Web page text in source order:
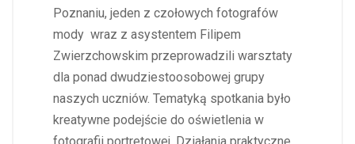
Poznaniu, jeden z czołowych fotografów
mody wraz z asystentem Filipem
Zwierzchowskim przeprowadzili warsztaty
dla ponad dwudziestoosobowej grupy
naszych uczniów. Tematyką spotkania było
kreatywne podejście do oświetlenia w